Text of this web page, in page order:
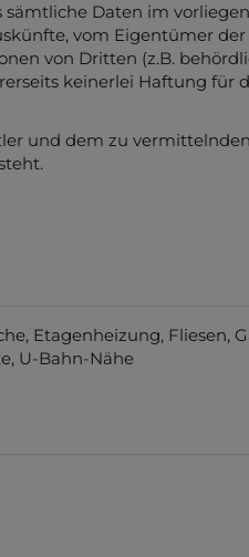
sämtliche Daten im
vom Eigentümer
von Dritten (z.B.
keinerlei Haftung für
und dem zu
Etagenheizung Fliesen
U-Bahn-Nähe